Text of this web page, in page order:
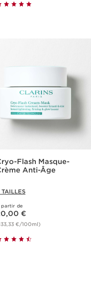
Flash Masque-
Anti-Âge
TAILLES
partir de
€
€/100ml)